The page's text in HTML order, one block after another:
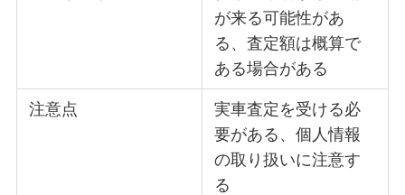
が来る可能性があ
る、査定額は概算で
ある場合がある
注意点
実車査定を受ける必
要がある、個人情報
の取り扱いに注意す
る